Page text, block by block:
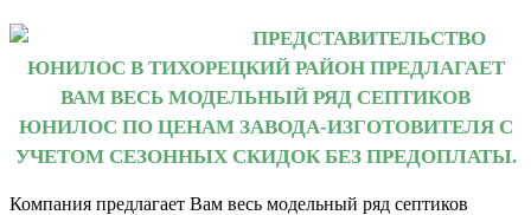
ПРЕДСТАВИТЕЛЬСТВО
ЮНИЛОС В ТИХОРЕЦКИЙ РАЙОН ПРЕДЛАГАЕТ
ВАМ ВЕСЬ МОДЕЛЬНЫЙ РЯД СЕПТИКОВ
ЮНИЛОС ПО ЦЕНАМ ЗАВОДА-ИЗГОТОВИТЕЛЯ С
УЧЕТОМ СЕЗОННЫХ СКИДОК БЕЗ ПРЕДОПЛАТЫ.
Компания предлагает Вам весь модельный ряд септиков